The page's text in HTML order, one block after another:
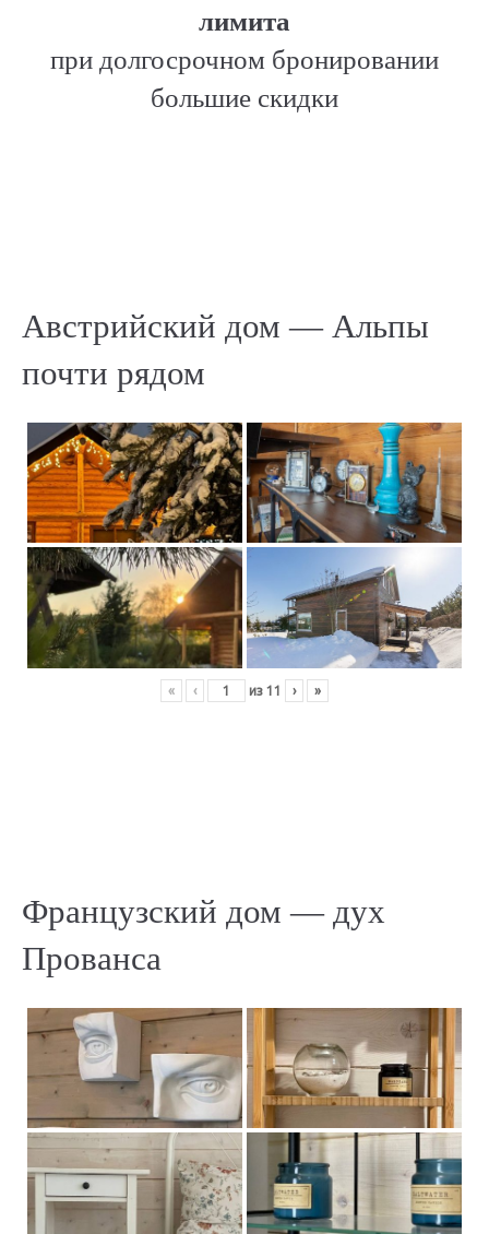
лимита
при долгосрочном бронировании
большие скидки
Австрийский дом — Альпы
почти рядом
« ‹ из 11 › »
Французский дом — дух
Прованса